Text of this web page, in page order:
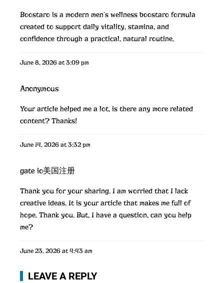
Boostaro is a modern men’s wellnessboostaro formula
created to support daily vitality, stamina, and
confidence through a practical, natural routine.
June 8, 2026 at 3:09 pm
Anonymous
Your article helped me a lot, is there any more related
content? Thanks!
June 14, 2026 at 3:32 pm
gate io美国注册
Thank you for your sharing. I am worried that I lack
creative ideas. It is your article that makes me full of
hope. Thank you. But, I have a question, can you help
me?
June 23, 2026 at 4:43 am
LEAVE A REPLY